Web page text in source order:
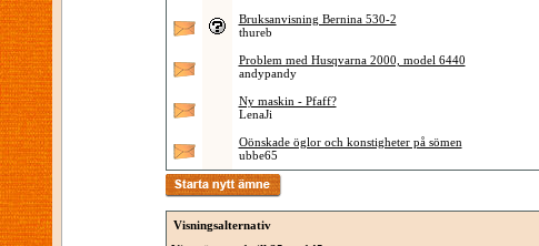
Bruksanvisning Bernina 530-2
thureb
Problem med Husqvarna 2000, model 6440
andypandy
Ny maskin - Pfaff?
LenaJi
Oönskade öglor och konstigheter på sömen
ubbe65
Visningsalternativ